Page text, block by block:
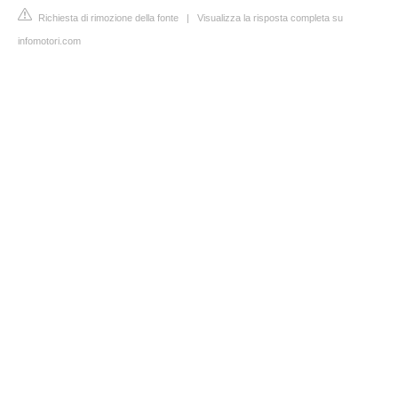
Richiesta di rimozione della fonte | Visualizza la risposta completa su
infomotori.com